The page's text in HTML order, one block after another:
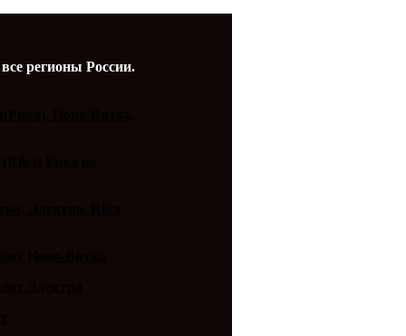
регионы России.